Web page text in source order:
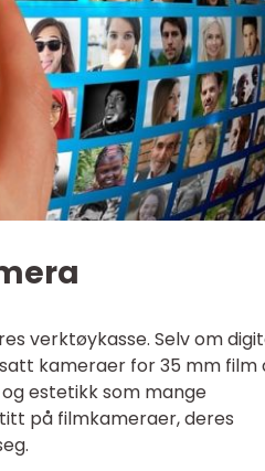
verktøykasse. Selv om
kameraer for 35 mm film
estetikk som mange
på filmkameraer, deres